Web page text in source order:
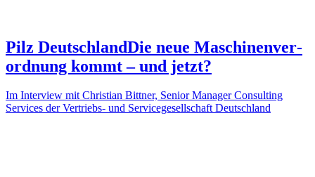
Pilz Deutsch­landDie neue Maschi­nen­ver­
ord­nung kommt – und jetzt?
Im Inter­view mit Chris­tian Bittner, Senior Manager Consul­ting
Services der Vertriebs- und Service­ge­sell­schaft Deutsch­land